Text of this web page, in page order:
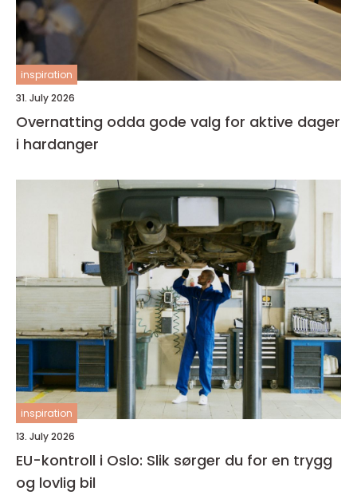
inspiration
31. July 2026
Overnatting odda gode valg for aktive dager
i hardanger
inspiration
13. July 2026
EU-kontroll i Oslo: Slik sørger du for en trygg
og lovlig bil